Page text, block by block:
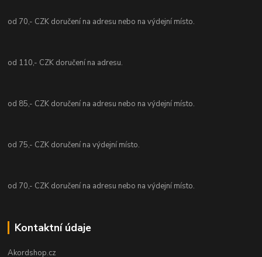
od 70,- CZK doručení na adresu nebo na výdejní místo.
od 110,- CZK doručení na adresu.
od 85,- CZK doručení na adresu nebo na výdejní místo.
od 75,- CZK doručení na výdejní místo.
od 70,- CZK doručení na adresu nebo na výdejní místo.
Kontaktní údaje
Akordshop.cz